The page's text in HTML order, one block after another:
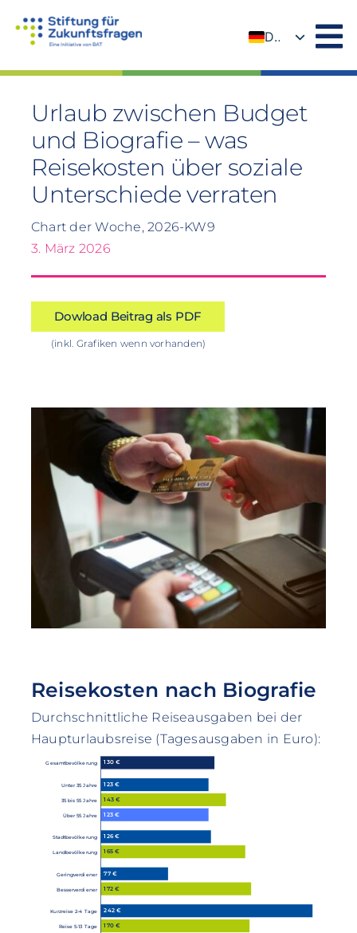
Inhalt
DE
Urlaub zwischen Budget
und Biografie – was
Reisekosten über soziale
Unterschiede verraten
Chart der Woche, 2026-KW9
3. März 2026
Dowload Beitrag als PDF
(inkl. Grafiken wenn vorhanden)
Reisekosten nach Biografie
Durchschnittliche Reiseausgaben bei der
Haupturlaubsreise (Tagesausgaben in Euro):
Gesamtbevölkerung 130 €
Unter 35 Jahre 123 €
35 bis 55 Jahre 143 €
Über 55 Jahre 123 €
Stadtbevölkerung 126 €
Landbevölkerung 165 €
Geringverdiener 77 €
Besserverdiener 172 €
Kurzreise 2-4 Tage 242 €
Reise 5-13 Tage 170 €